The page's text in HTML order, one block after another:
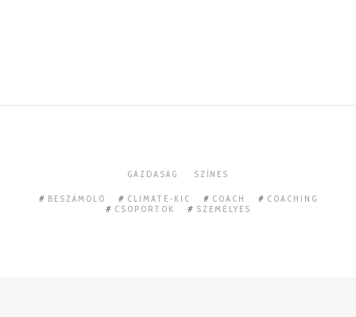
GAZDASÁG SZÍNES
BESZÁMOLÓ CLIMATE-KIC COACH
COACHING
CSOPORTOK
SZEMÉLYES